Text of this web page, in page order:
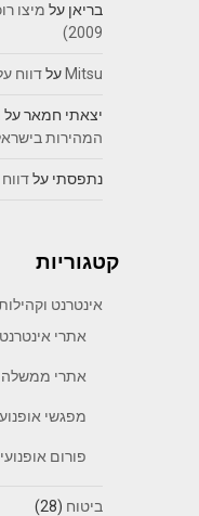
בריאן על
2009)
Mitsu עלדווח
יצאתי חמארעל
המהירות
נתפסתי על
קטגוריות
אינטרנט
אתרי אינטרנט
אתרי ממשלה
מפגשי
פורום
ביטוח (28)